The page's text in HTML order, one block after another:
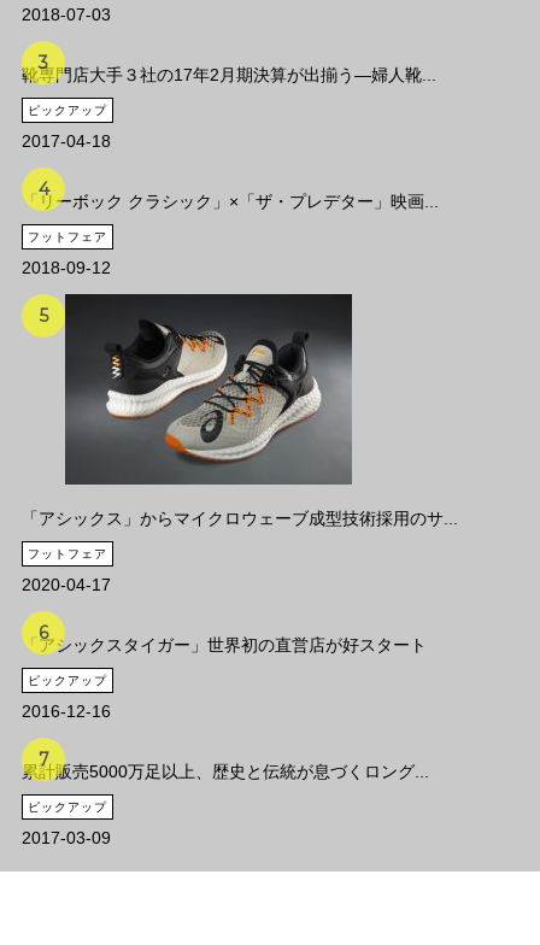
2018-07-03
靴専門店大手３社の17年2月期決算が出揃う―婦人靴...
ピックアップ
2017-04-18
「リーボック クラシック」×「ザ・プレデター」映画...
フットフェア
2018-09-12
「アシックス」からマイクロウェーブ成型技術採用のサ...
フットフェア
2020-04-17
「アシックスタイガー」世界初の直営店が好スタート
ピックアップ
2016-12-16
累計販売5000万足以上、歴史と伝統が息づくロング...
ピックアップ
2017-03-09